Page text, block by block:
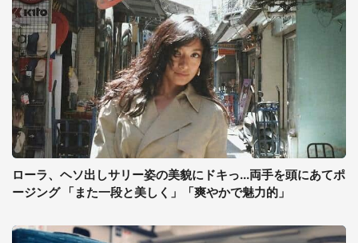
ローラ、ヘソ出しサリー姿の美貌にドキっ...両手を頭にあてポ
ージング 「また一段と美しく」「爽やかで魅力的」